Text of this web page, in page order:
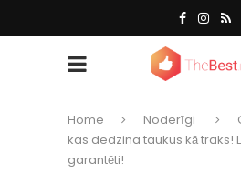
Home Noderīgi
kas dedzina taukus kā traks!
garantēti!